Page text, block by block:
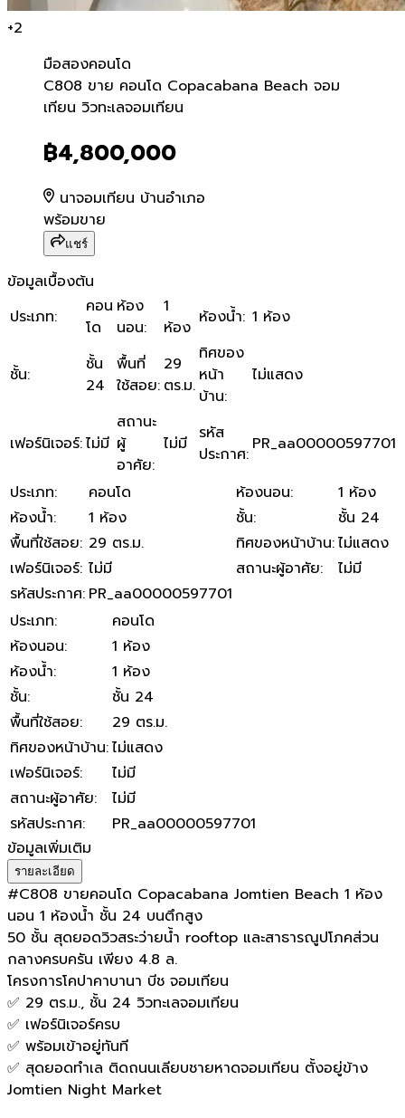
+2
มือสองคอนโด
C808 ขาย คอนโด
C808 ขาย คอนโด Copacabana Beach จอม
เทียน วิวทะเลจอมเทียน
฿4,800,000
นาจอมเทียน บ้านอำเภอ
พร้อมขาย
แชร์
ข้อมูลเบื้องต้น
ประเภท:
คอน
โด
ห้อง
นอน:
1
ห้อง ห้องน้ำ: 1 ห้อง
ชั้น:
ชั้น
24
พื้นที่
ใช้สอย:
29
ตร.ม.
ทิศของ
หน้า
บ้าน:
ไม่แสดง
เฟอร์นิเจอร์:ไม่มี
สถานะ
ผู้
อาศัย:
ไม่มี รหัส
ประกาศ: PR_aa00000597701
ประเภท: คอนโด ห้องนอน:
1 ห้อง
ห้องน้ำ: 1 ห้อง ชั้น:
ชั้น 24
พื้นที่ใช้สอย: 29 ตร.ม. ทิศของหน้าบ้าน:ไม่แสดง
เฟอร์นิเจอร์: ไม่มี สถานะผู้อาศัย:
ไม่มี
รหัสประกาศ: PR_aa00000597701
ประเภท:
คอนโด
ห้องนอน:
1 ห้อง
ห้องน้ำ:
1 ห้อง
ชั้น:
ชั้น 24
พื้นที่ใช้สอย:
29 ตร.ม.
ทิศของหน้าบ้าน:ไม่แสดง
เฟอร์นิเจอร์:
ไม่มี
สถานะผู้อาศัย:
ไม่มี
รหัสประกาศ:
PR_aa00000597701
ข้อมูลเพิ่มเติม
รายละเอียด
#C808 ขายคอนโด Copacabana Jomtien Beach 1 ห้อง
นอน 1 ห้องน้ำ ชั้น 24 บนตึกสูง
50 ชั้น สุดยอดวิวสระว่ายน้ำ rooftop และสาธารณูปโภคส่วน
กลางครบครัน เพียง 4.8 ล.
โครงการโคปาคาบานา บีช จอมเทียน
✅ 29 ตร.ม., ชั้น 24 วิวทะเลจอมเทียน
✅ เฟอร์นิเจอร์ครบ
✅ พร้อมเข้าอยู่ทันที
✅ สุดยอดทำเล ติดถนนเลียบชายหาดจอมเทียน ตั้งอยู่ข้าง
Jomtien Night Market